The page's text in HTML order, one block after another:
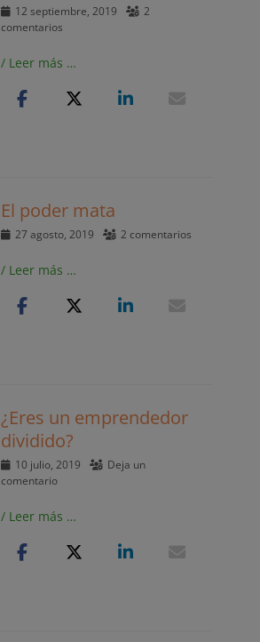
Publicado
el
12 septiembre, 2019
2
comentarios
/ Leer más …
El poder mata
Publicado
27 agosto, 2019 2 comentarios
/ Leer más …
¿Eres un emprendedor
dividido?
Publicado
el
10 julio, 2019
Deja un
comentario
/ Leer más …